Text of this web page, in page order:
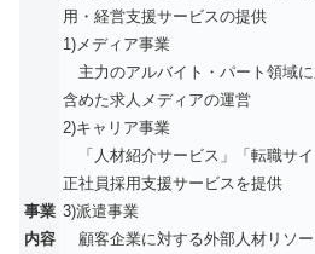
事業
内容
用・経営支援サービスの提供
1)メディア事業
主力のアルバイト・パート領域
含めた求人メディアの運営
2)キャリア事業
「人材紹介サービス」「転職サ
正社員採用支援サービスを提供
3)派遣事業
顧客企業に対する外部人材リソー